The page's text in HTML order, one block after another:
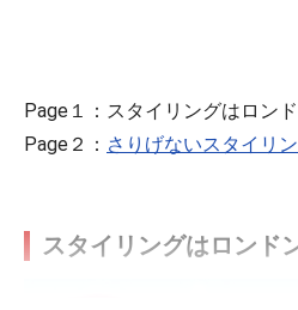
Page１：スタイリングはロン
Page２： さりげないスタイリ
スタイリングはロンド